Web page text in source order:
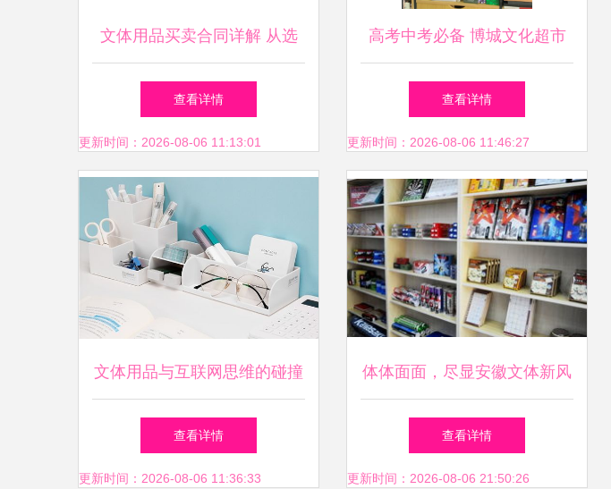
文体用品买卖合同详解 从选
购到履约的全面指南
查看详情
更新时间：2026-08-06 11:13:01
高考中考必备 博城文化超市
考试用具专柜全攻略
查看详情
更新时间：2026-08-06 11:46:27
文体用品与互联网思维的碰撞
文体用品网或将打破常规续写
辉煌
查看详情
更新时间：2026-08-06 11:36:33
体体面面，尽显安徽文体新风
尚
查看详情
更新时间：2026-08-06 21:50:26